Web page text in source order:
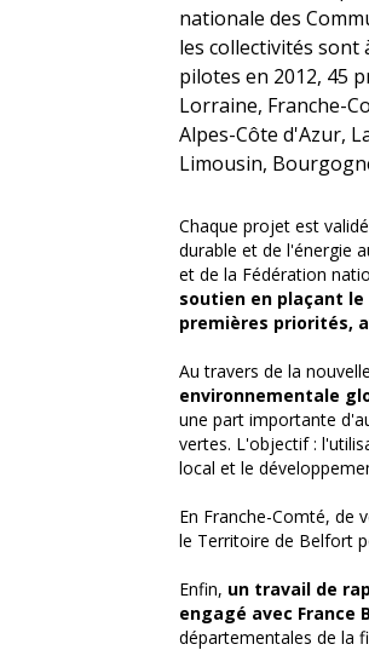
nationale des
les collectivités sont
pilotes en 2012, 45
Lorraine, Franche-
Alpes-Côte d'Azur,
Limousin,
Chaque projet est
durable et de l'énergie
et de la Fédération
soutien en plaçant
premières priorités,
Au travers de la
environnementale
une part importante
vertes. L'objectif :
local et le
En Franche-Comté, de
le Territoire de Belfort
Enfin, un travail de
engagé avec France
départementales de la